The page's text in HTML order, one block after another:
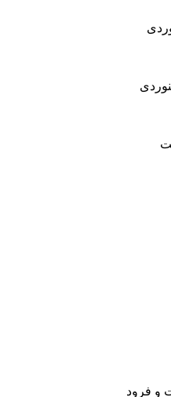
و فرود